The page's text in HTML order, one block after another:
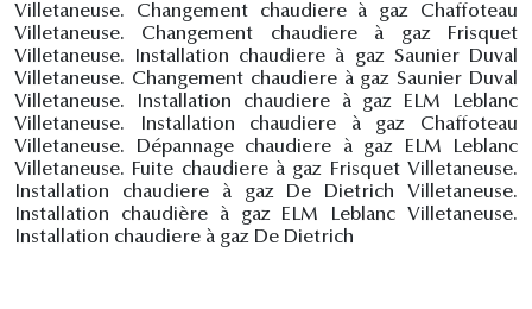
Villetaneuse. Changement chaudiere à gaz Chaffoteau
Villetaneuse. Changement chaudiere à gaz Frisquet
Villetaneuse. Installation chaudiere à gaz Saunier Duval
Villetaneuse. Changement chaudiere à gaz Saunier Duval
Villetaneuse. Installation chaudiere à gaz ELM Leblanc
Villetaneuse. Installation chaudiere à gaz Chaffoteau
Villetaneuse. Dépannage chaudiere à gaz ELM Leblanc
Villetaneuse. Fuite chaudiere à gaz Frisquet Villetaneuse.
Installation chaudiere à gaz De Dietrich Villetaneuse.
Installation chaudière à gaz ELM Leblanc Villetaneuse.
Installation chaudiere à gaz De Dietrich